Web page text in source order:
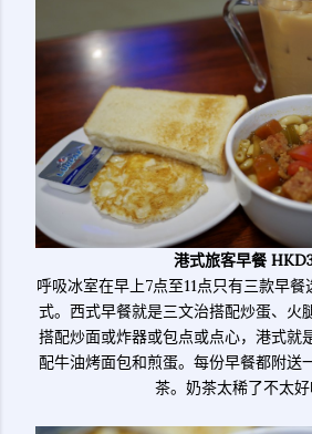
港式旅客早餐
呼吸冰室在早上7点至11点只有三款早
式。西式早餐就是三文治搭配炒蛋、火
搭配炒面或炸器或包点或点心，港式就
配牛油烤面包和煎蛋。每份早餐都附送
茶。奶茶太稀了不太好